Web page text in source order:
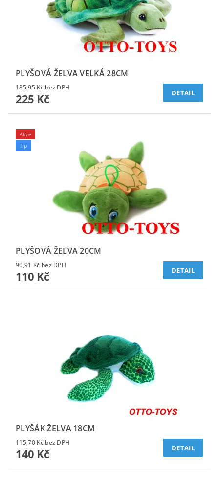
PLYŠOVÁ ŽELVA VELKÁ 28CM
185,95 Kč bez DPH
225 Kč DETAIL
Akce
Tip
PLYŠOVÁ ŽELVA 20CM
90,91 Kč bez DPH
110 Kč DETAIL
PLYŠÁK ŽELVA 18CM
115,70 Kč bez DPH
140 Kč DETAIL